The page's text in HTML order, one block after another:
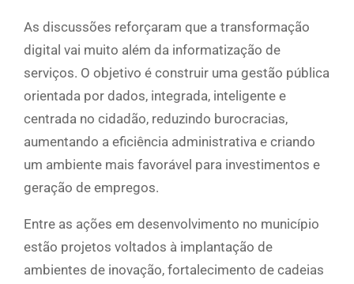
As discussões reforçaram que a transformação
digital vai muito além da informatização de
serviços. O objetivo é construir uma gestão pública
orientada por dados, integrada, inteligente e
centrada no cidadão, reduzindo burocracias,
aumentando a eficiência administrativa e criando
um ambiente mais favorável para investimentos e
geração de empregos.
Entre as ações em desenvolvimento no município
estão projetos voltados à implantação de
ambientes de inovação, fortalecimento de cadeias